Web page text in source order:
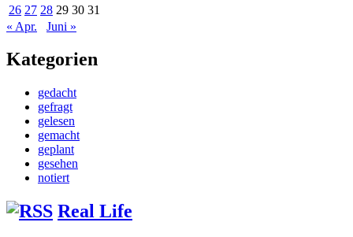
26 27 28 29 30 31
« Apr.
Juni »
Kategorien
gedacht
gefragt
gelesen
gemacht
geplant
gesehen
notiert
Real Life